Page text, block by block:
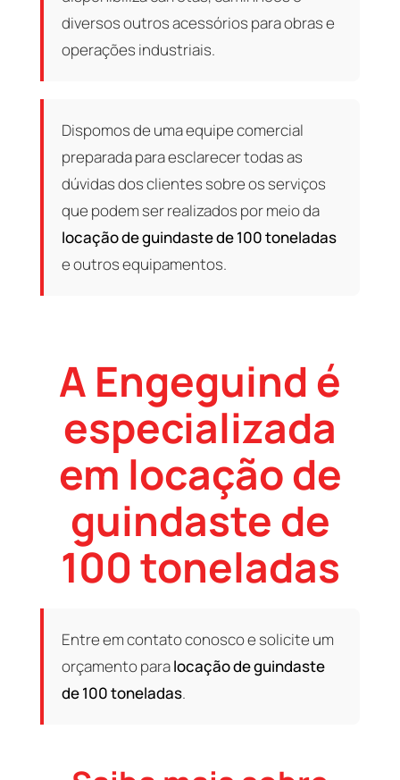
diversos outros acessórios para obras e
operações industriais.
Dispomos de uma equipe comercial
preparada para esclarecer todas as
dúvidas dos clientes sobre os serviços
que podem ser realizados por meio da
locação de guindaste de 100 toneladas
e outros equipamentos.
A Engeguind é
especializada
em locação de
guindaste de
100 toneladas
Entre em contato conosco e solicite um
orçamento paralocação de guindaste
de 100 toneladas.